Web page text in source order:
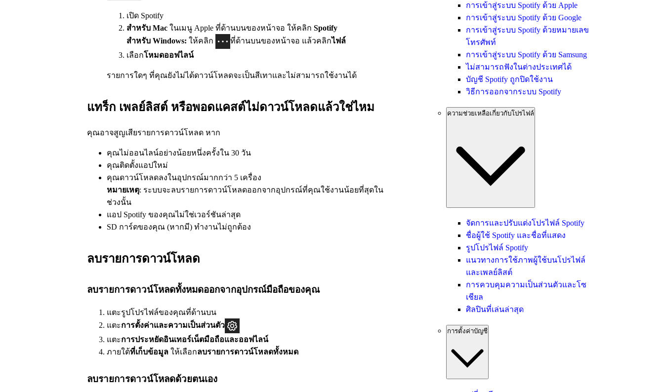
เปิด Spotify
สำหรับ Mac ในเมนู Apple ที่ด้านบนของหน้าจอ ให้คลิก Spotify
สำหรับ Windows: ให้คลิก ที่ด้านบนของหน้าจอ แล้วคลิกไฟล์
เลือกโหมดออฟไลน์
รายการใดๆ ที่คุณยังไม่ได้ดาวน์โหลดจะเป็นสีเทาและไม่สามารถใช้งานได้
แทร็ก เพลย์ลิสต์ หรือพอดแคสต์ไม่ดาวน์โหลดแล้วใช่ไหม
คุณอาจสูญเสียรายการดาวน์โหลด หาก
คุณไม่ออนไลน์อย่างน้อยหนึ่งครั้งใน 30 วัน
คุณติดตั้งแอปใหม่
คุณดาวน์โหลดลงในอุปกรณ์มากกว่า 5 เครื่อง
หมายเหตุ: ระบบจะลบรายการดาวน์โหลดออกจากอุปกรณ์ที่คุณใช้งานน้อยที่สุดใน
ช่วงนั้น
แอป Spotify ของคุณไม่ใช่เวอร์ชันล่าสุด
SD การ์ดของคุณ (หากมี) ทำงานไม่ถูกต้อง
ลบรายการดาวน์โหลด
ลบรายการดาวน์โหลดทั้งหมดออกจากอุปกรณ์มือถือของคุณ
แตะรูปโปรไฟล์ของคุณที่ด้านบน
แตะการตั้งค่าและความเป็นส่วนตัว
แตะการประหยัดอินเทอร์เน็ตมือถือและออฟไลน์
ภายใต้ที่เก็บข้อมูล ให้เลือกลบรายการดาวน์โหลดทั้งหมด
ลบรายการดาวน์โหลดด้วยตนเอง
การเข้าสู่ระบบ Spotify ด้วย Apple
การเข้าสู่ระบบ Spotify ด้วย Google
การเข้าสู่ระบบ Spotify ด้วยหมายเลข
โทรศัพท์
การเข้าสู่ระบบ Spotify ด้วย Samsung
ไม่สามารถฟังในต่างประเทศได้
บัญชี Spotify ถูกปิดใช้งาน
วิธีการออกจากระบบ Spotify
ความช่วยเหลือเกี่ยวกับโปรไฟล์
จัดการและปรับแต่งโปรไฟล์ Spotify
ชื่อผู้ใช้ Spotify และชื่อที่แสดง
รูปโปรไฟล์ Spotify
แนวทางการใช้ภาพผู้ใช้บนโปรไฟล์
และเพลย์ลิสต์
การควบคุมความเป็นส่วนตัวและโซ
เชียล
ศิลปินที่เล่นล่าสุด
การตั้งค่าบัญชี